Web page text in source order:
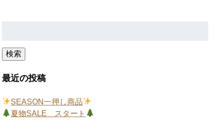
検索
最近の投稿
SEASON一押し商品
夏物SALE スタート